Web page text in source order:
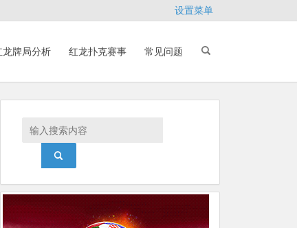
设置菜单
龙牌局分析 红龙扑克赛事 常见问题